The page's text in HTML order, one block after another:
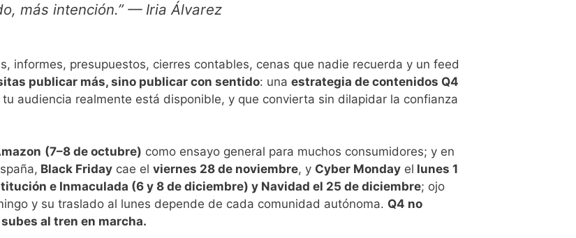
más intención.” — Iria Álvarez
informes, presupuestos, cierres contables, cenas que nadie recuerda y un feed
publicar más, sino publicar con sentido: una estrategia de contenidos Q4
audiencia realmente está disponible, y que convierta sin dilapidar la confianza
(7–8 de octubre) como ensayo general para muchos consumidores; y en
Black Friday cae el viernes 28 de noviembre, y Cyber Monday el lunes 1
e Inmaculada (6 y 8 de diciembre) y Navidad el 25 de diciembre; ojo
y su traslado al lunes depende de cada comunidad autónoma. Q4 no
al tren en marcha.